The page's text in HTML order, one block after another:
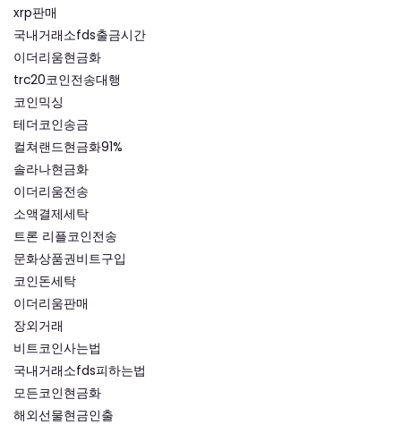
xrp판매
국내거래소fds출금시간
이더리움현금화
trc20코인전송대행
코인믹싱
테더코인송금
컬쳐랜드현금화91%
솔라나현금화
이더리움전송
소액결제세탁
트론 리플코인전송
문화상품권비트구입
코인돈세탁
이더리움판매
장외거래
비트코인사는법
국내거래소fds피하는법
모든코인현금화
해외선물현금인출